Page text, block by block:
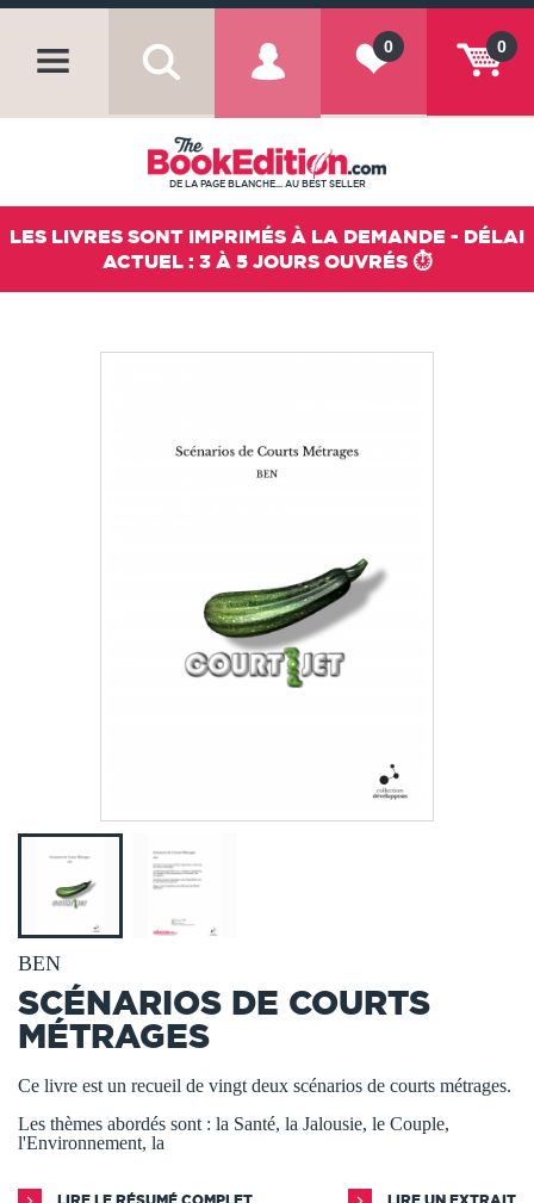
0
0
DE LA PAGE BLANCHE... AU BEST SELLER
LES LIVRES SONT IMPRIMÉS À LA DEMANDE - DÉLAI
ACTUEL : 3 À 5 JOURS OUVRÉS ⏱️
BEN
SCÉNARIOS DE COURTS
MÉTRAGES
Ce livre est un recueil de vingt deux scénarios de courts métrages.
Les thèmes abordés sont : la Santé, la Jalousie, le Couple,
l'Environnement, la
LIRE LE RÉSUMÉ COMPLET LIRE UN EXTRAIT